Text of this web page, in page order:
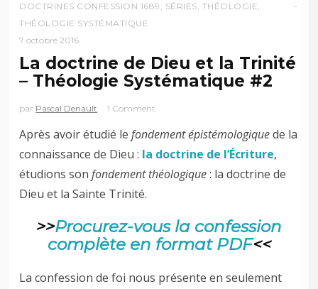
DOCTRINES CONFESSION 1689 , SÉRIES, THÉOLOGIE,
THÉOLOGIE SYSTÉMATIQUE
7 octobre 2016
La doctrine de Dieu et la Trinité
– Théologie Systématique #2
par Pascal Denault 1 Comment
Après avoir étudié lefondement épistémologiquede la
connaissance de Dieu : la doctrine de l’Écriture,
étudions sonfondement théologique: la doctrine de
Dieu et la Sainte Trinité.
>>Procurez-vous la confession
complète en format PDF<<
La confession de foi nous présente en seulement